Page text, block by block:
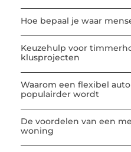
Hoe bepaal je waar
Keuzehulp voor
klusprojecten
Waarom een flexibel
populairder wordt
De voordelen van een
woning